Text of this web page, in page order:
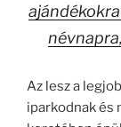
Az lesz a
iparkodnak és